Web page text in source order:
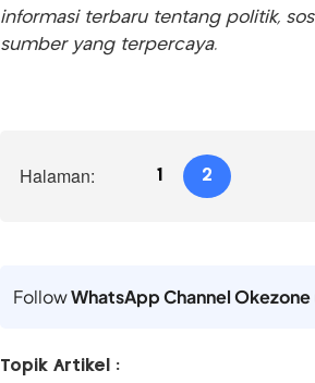
informasi terbaru tentang politik,
sumber yang terpercaya.
Halaman: 1 2
FollowWhatsApp Channel Okezone
Topik Artikel :